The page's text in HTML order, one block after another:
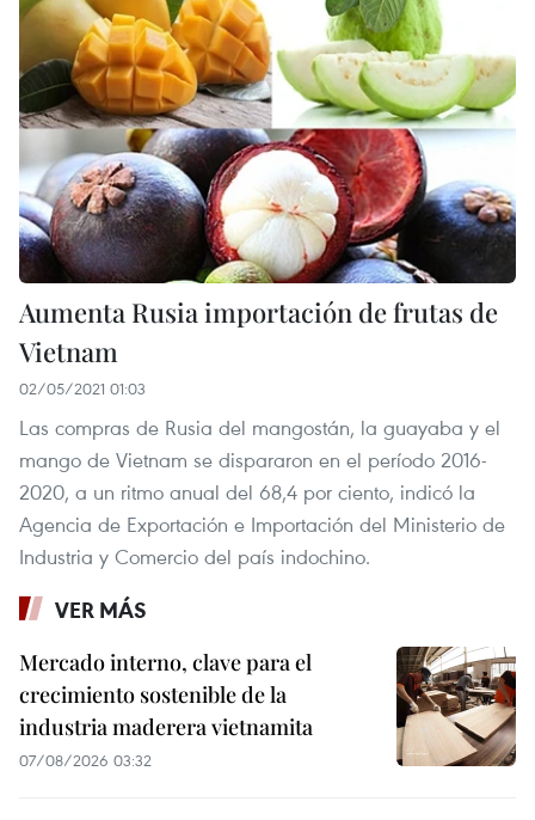
Aumenta Rusia importación de frutas de
Vietnam
02/05/2021 01:03
Las compras de Rusia del mangostán, la guayaba y el
mango de Vietnam se dispararon en el período 2016-
2020, a un ritmo anual del 68,4 por ciento, indicó la
Agencia de Exportación e Importación del Ministerio de
Industria y Comercio del país indochino.
VER MÁS
Mercado interno, clave para el
crecimiento sostenible de la
industria maderera vietnamita
07/08/2026 03:32